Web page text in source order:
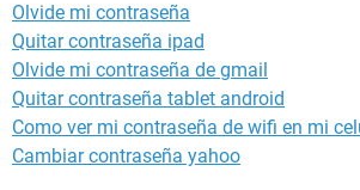
Olvide mi contraseña
Quitar contraseña ipad
Olvide mi contraseña de gmail
Quitar contraseña tablet android
Como ver mi contraseña de wifi en mi
Cambiar contraseña yahoo